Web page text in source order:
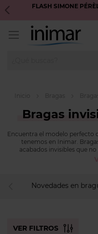
FLASH SIMONE
Inicio Bragas
Bragas
Encuentra el modelo perfecto
tenemos en Inimar.
acabados invisibles que
Novedades en
VER FILTROS